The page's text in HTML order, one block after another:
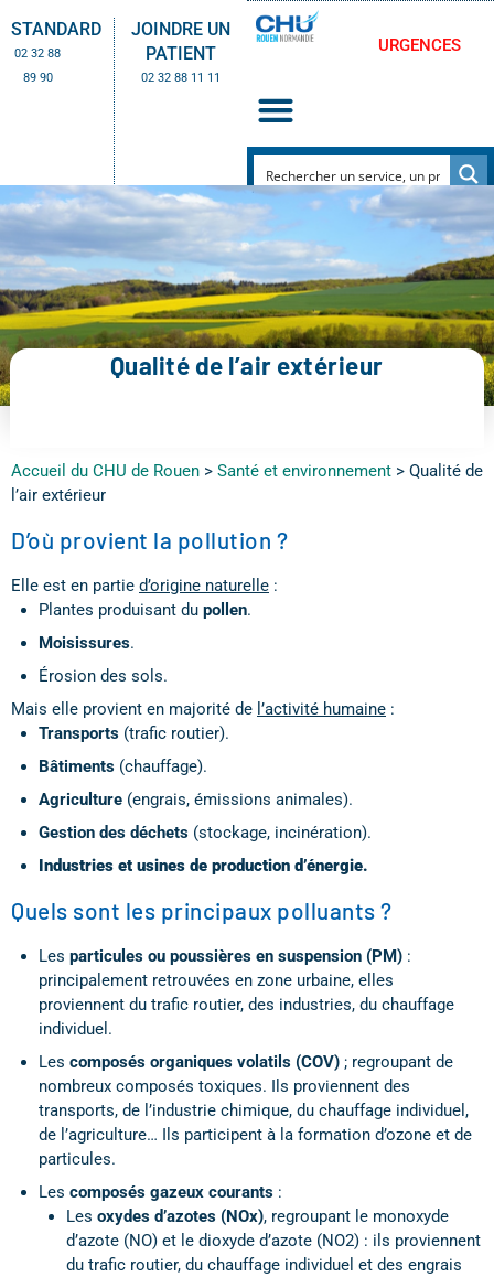
STANDARD
02 32 88
89 90
JOINDRE UN
PATIENT
02 32 88 11 11
URGENCES
Qualité de l’air extérieur
Accueil du CHU de Rouen > Santé et environnement > Qualité de
l’air extérieur
D’où provient la pollution ?
Elle est en partie d’origine naturelle :
Plantes produisant du pollen.
Moisissures.
Érosion des sols.
Mais elle provient en majorité de l’activité humaine :
Transports (trafic routier).
Bâtiments (chauffage).
Agriculture (engrais, émissions animales).
Gestion des déchets (stockage, incinération).
Industries et usines de production d’énergie.
Quels sont les principaux polluants ?
Les particules ou poussières en suspension (PM) :
principalement retrouvées en zone urbaine, elles
proviennent du trafic routier, des industries, du chauffage
individuel.
Les composés organiques volatils (COV) ; regroupant de
nombreux composés toxiques. Ils proviennent des
transports, de l’industrie chimique, du chauffage individuel,
de l’agriculture… Ils participent à la formation d’ozone et de
particules.
Les composés gazeux courants :
Les oxydes d’azotes (NOx), regroupant le monoxyde
d’azote (NO) et le dioxyde d’azote (NO2) : ils proviennent
du trafic routier, du chauffage individuel et des engrais